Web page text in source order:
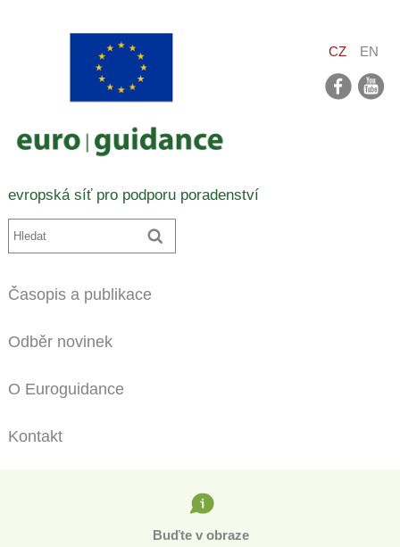
evropská síť pro podporu poradenství
CZ EN
Časopis a publikace
Odběr novinek
O Euroguidance
Kontakt
Buďte v obraze